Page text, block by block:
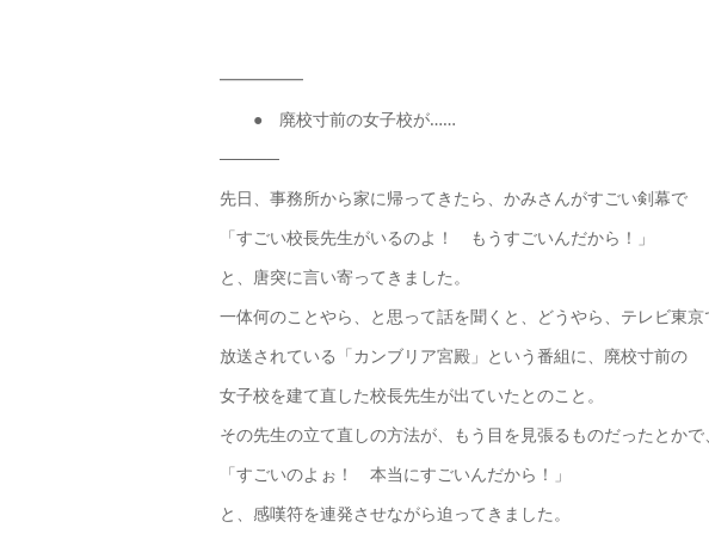
━━━━━
● 廃校寸前の女子校が……
─────
先日、事務所から家に帰ってきたら、かみさんがすごい剣幕で
「すごい校長先生がいるのよ！ もうすごいんだから！」
と、唐突に言い寄ってきました。
一体何のことやら、と思って話を聞くと、どうやら、テレビ東京
放送されている「カンブリア宮殿」という番組に、廃校寸前の
女子校を建て直した校長先生が出ていたとのこと。
その先生の立て直しの方法が、もう目を見張るものだったとかで、
「すごいのよぉ！ 本当にすごいんだから！」
と、感嘆符を連発させながら迫ってきました。